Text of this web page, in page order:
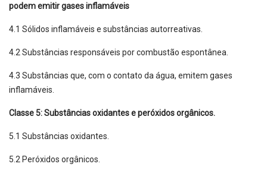
podem emitir gases inflamáveis
4.1 Sólidos inflamáveis e substâncias autorreativas.
4.2 Substâncias responsáveis por combustão espontânea.
4.3 Substâncias que, com o contato da água, emitem gases
inflamáveis.
Classe 5: Substâncias oxidantes e peróxidos orgânicos.
5.1 Substâncias oxidantes.
5.2 Peróxidos orgânicos.